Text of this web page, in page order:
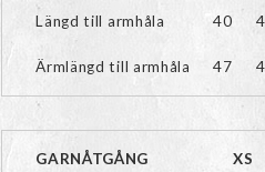
Längd till armhåla 40
Ärmlängd till armhåla 47
GARNÅTGÅNG XS